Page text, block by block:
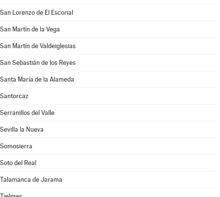
San Lorenzo de El Escorial
San Martín de la Vega
San Martín de Valdeiglesias
San Sebastián de los Reyes
Santa María de la Alameda
Santorcaz
Serranillos del Valle
Sevilla la Nueva
Somosierra
Soto del Real
Talamanca de Jarama